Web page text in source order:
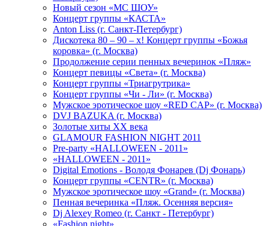
Новый сезон «МС ШОУ»
Концерт группы «КАСТА»
Anton Liss (г. Санкт-Петербург)
Дискотека 80 – 90 – х! Концерт группы «Божья
коровка» (г. Москва)
Продолжение серии пенных вечеринок «Пляж»
Концерт певицы «Света» (г. Москва)
Концерт группы «Триагрутрика»
Концерт группы «Чи - Ли» (г. Москва)
Мужское эротическое шоу «RED CAP» (г. Москва)
DVJ BAZUKA (г. Москва)
Золотые хиты XX века
GLAMOUR FASHION NIGHT 2011
Pre-party «HALLOWEEN - 2011»
«HALLOWEEN - 2011»
Digital Emotions - Володя Фонарев (Dj Фонарь)
Концерт группы «CENTR» (г. Москва)
Мужское эротическое шоу «Grand» (г. Москва)
Пенная вечеринка «Пляж. Осенняя версия»
Dj Alexey Romeo (г. Санкт - Петербург)
«Fashion night»